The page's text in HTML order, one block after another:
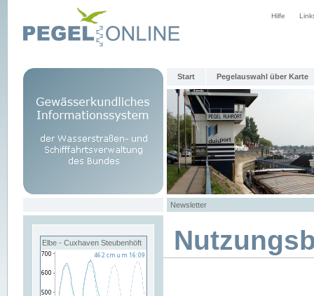
Hilfe
Start Pegelauswahl über Karte
Newsletter
Elbe - Cuxhaven Steubenhöft